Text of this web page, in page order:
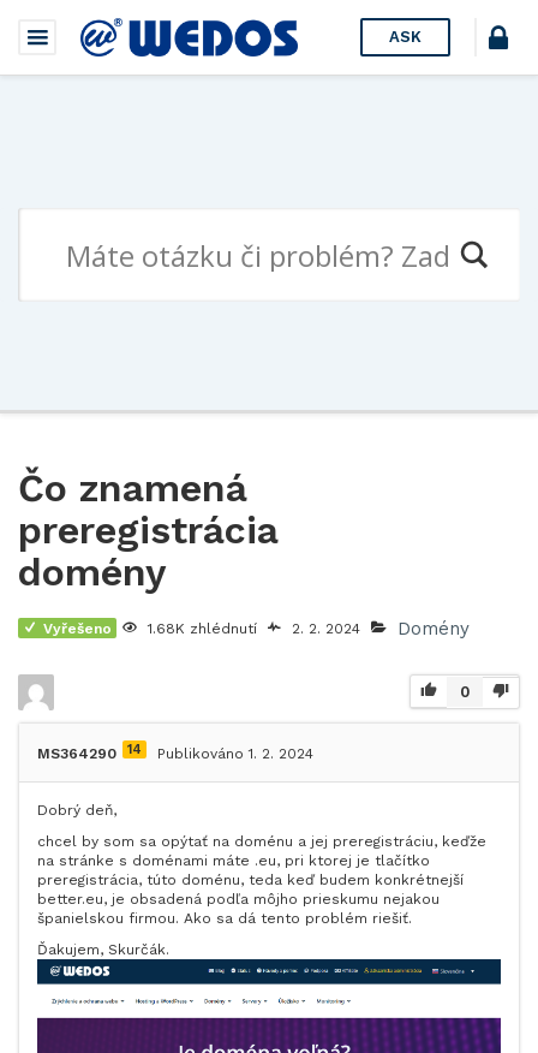
ASK
Čo znamená
preregistrácia
domény
Vyřešeno 1.68K zhlédnutí 2. 2. 2024 Domény
0
MS364290 14 Publikováno 1. 2. 2024
Dobrý deň,
chcel by som sa opýtať na doménu a jej preregistráciu, keďže
na stránke s doménami máte .eu, pri ktorej je tlačítko
preregistrácia, túto doménu, teda keď budem konkrétnejší
better.eu, je obsadená podľa môjho prieskumu nejakou
španielskou firmou. Ako sa dá tento problém riešiť.
Ďakujem, Skurčák.